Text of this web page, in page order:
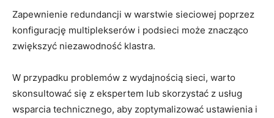
Zapewnienie redundancji w warstwie sieciowej poprzez‍
konfigurację multiplekserów i podsieci może znacząco
zwiększyć⁢ niezawodność klastra.
W przypadku problemów z wydajnością sieci, warto
‍skonsultować się⁢ z ekspertem⁢ lub skorzystać z usług
wsparcia ‍technicznego, aby zoptymalizować ustawienia i